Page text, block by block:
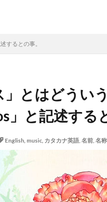
するとの事。
」とはどうい
と記述する
English, music, カタカナ英語, 名前, 名称